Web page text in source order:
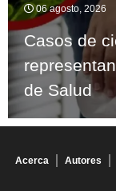
06 agosto, 2026
Casos de
de Salud
Acerca Autores